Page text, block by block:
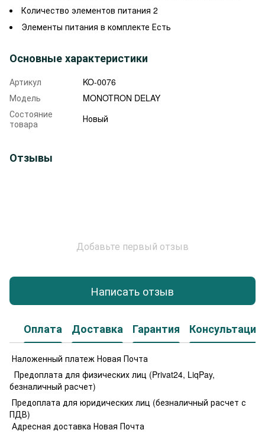
Количество элементов питания 2
Элементы питания в комплекте Есть
Основные характеристики
Артикул
KO-0076
Модель
MONOTRON DELAY
Состояние
товара
Новый
Отзывы
Добавьте первый отзыв
Написать отзыв
Оплата Доставка Гарантия Консультация
Наложенный платеж Новая Почта
Предоплата для физических лиц (Privat24, LiqPay,
безналичный расчет)
Предоплата для юридических лиц (безналичный расчет с
ПДВ)
Адресная доставка Новая Почта